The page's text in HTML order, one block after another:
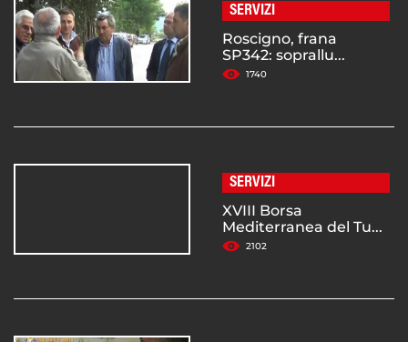
SERVIZI
Roscigno, frana
SP342: soprallu...
1740
SERVIZI
XVIII Borsa
Mediterranea del Tu...
2102